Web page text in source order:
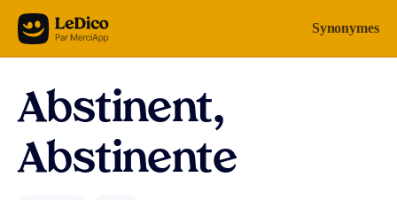
Aller au contenu Synonymes
Abstinent,
Abstinente